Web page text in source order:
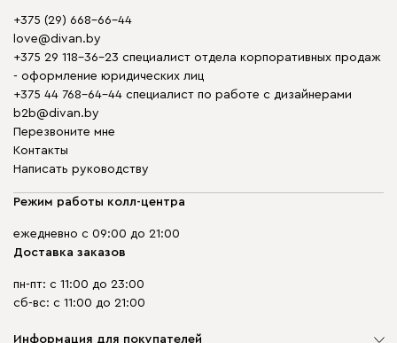
+375 (29) 668-66-44
love@divan.by
+375 29 118-36-23 специалист отдела корпоративных продаж
- оформление юридических лиц
+375 44 768-64-44 специалист по работе с дизайнерами
b2b@divan.by
Перезвоните мне
Контакты
Написать руководству
Режим работы колл-центра
ежедневно с 09:00 до 21:00
Доставка заказов
пн-пт: с 11:00 до 23:00
сб-вс: с 11:00 до 21:00
Информация для покупателей